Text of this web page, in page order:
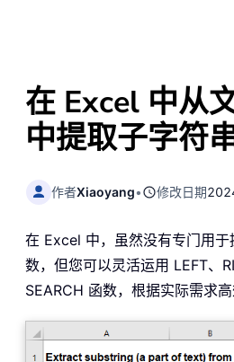
在 Excel 中从
中提取子字符
作者Xiaoyang• 修改日期
在 Excel 中，虽然没有专门用
数，但您可以灵活运用 LEFT、
SEARCH 函数，根据实际需求高